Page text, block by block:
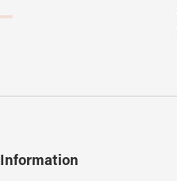
Information